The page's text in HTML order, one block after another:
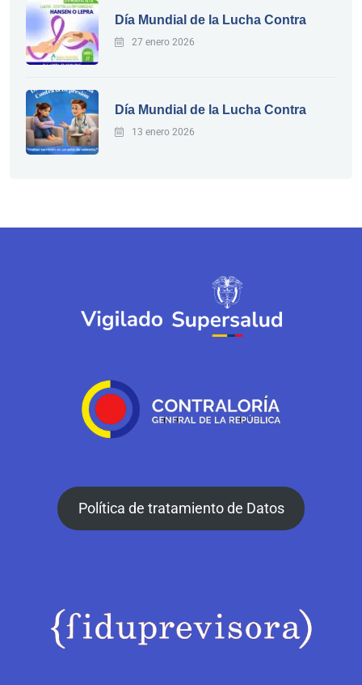
Día Mundial de la Lucha Contra
27 enero 2026
Día Mundial de la Lucha Contra
13 enero 2026
Política de tratamiento de Datos